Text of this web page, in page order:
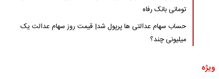
تومانی بانک رفاه
حساب سهام عدالتی ها پرپول شد| قیمت روز سهام عدالت یک
میلیونی چند؟
ویژه